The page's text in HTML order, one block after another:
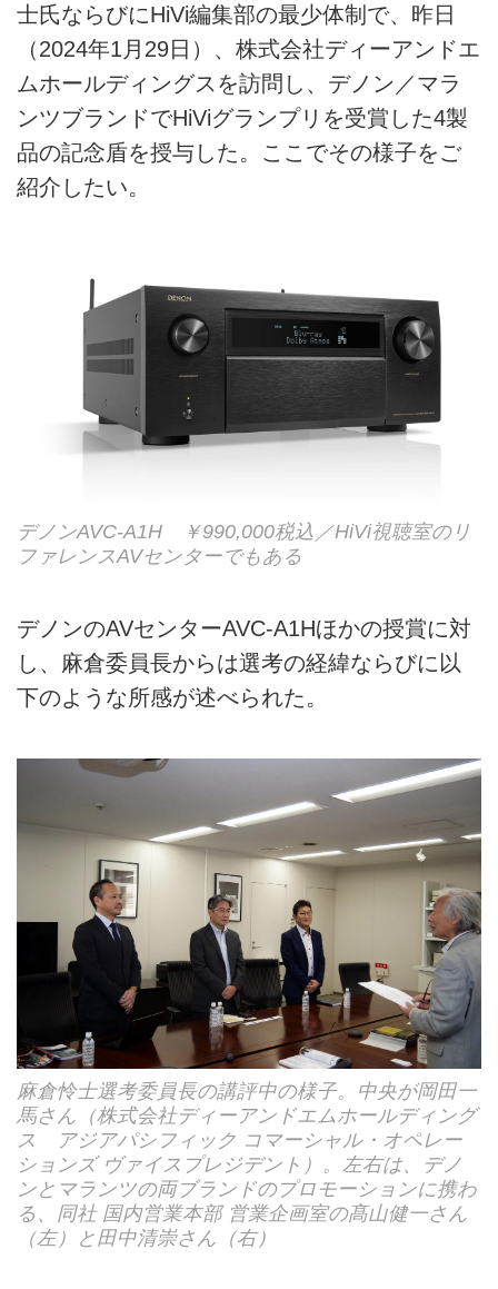
士氏ならびにHiVi編集部の最少体制で、昨日
（2024年1月29日）、株式会社ディーアンドエ
ムホールディングスを訪問し、デノン／マラ
ンツブランドでHiViグランプリを受賞した4製
品の記念盾を授与した。ここでその様子をご
紹介したい。
デノンAVC-A1H ￥990,000税込／HiVi視聴室のリ
ファレンスAVセンターでもある
デノンのAVセンターAVC-A1Hほかの授賞に対
し、麻倉委員長からは選考の経緯ならびに以
下のような所感が述べられた。
麻倉怜士選考委員長の講評中の様子。中央が岡田一
馬さん（株式会社ディーアンドエムホールディング
ス アジアパシフィック コマーシャル・オペレー
ションズ ヴァイスプレジデント）。左右は、デノ
ンとマランツの両ブランドのプロモーションに携わ
る、同社 国内営業本部 営業企画室の髙山健一さん
（左）と田中清崇さん（右）